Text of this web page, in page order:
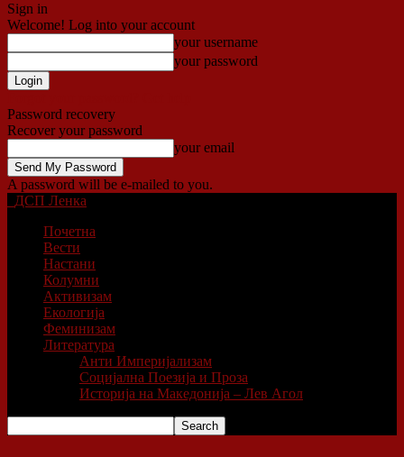
Sign in
Welcome! Log into your account
your username
your password
Password recovery
Recover your password
your email
A password will be e-mailed to you.
ДСП Ленка
Почетна
Вести
Настани
Колумни
Активизам
Екологија
Феминизам
Литература
Анти Империјализам
Социјална Поезија и Проза
Историја на Македонија – Лев Агол